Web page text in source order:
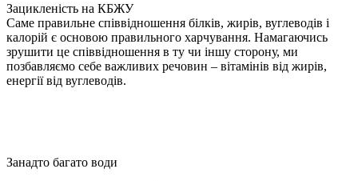
Зацикленість на КБЖУ
Саме правильне співвідношення білків, жирів, вуглеводів і
калорій є основою правильного харчування. Намагаючись
зрушити це співвідношення в ту чи іншу сторону, ми
позбавляємо себе важливих речовин – вітамінів від жирів,
енергії від вуглеводів.
Занадто багато води